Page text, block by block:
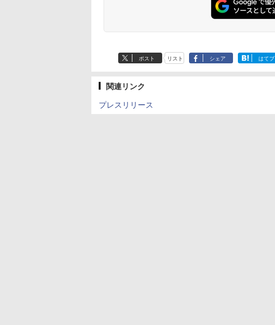
ポスト リスト シェア はてブ
関連リンク
プレスリリース